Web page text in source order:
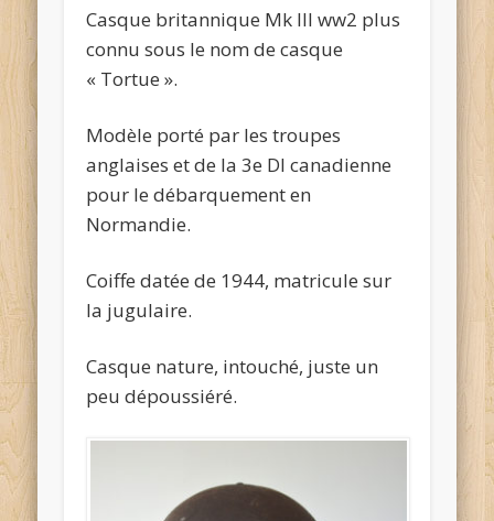
Casque britannique Mk III ww2 plus
connu sous le nom de casque
« Tortue ».
Modèle porté par les troupes
anglaises et de la 3e DI canadienne
pour le débarquement en
Normandie.
Coiffe datée de 1944, matricule sur
la jugulaire.
Casque nature, intouché, juste un
peu dépoussiéré.